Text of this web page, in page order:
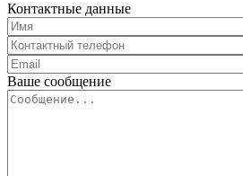
Контактные данные
Ваше сообщение